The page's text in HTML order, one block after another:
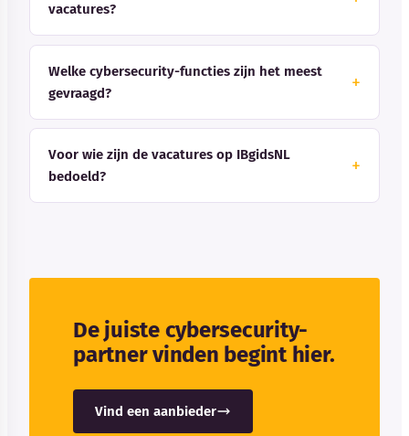
vacatures?
Welke cybersecurity-functies zijn het meest
gevraagd?
Voor wie zijn de vacatures op IBgidsNL
bedoeld?
De juiste cybersecurity-
partner vinden begint hier.
Vind een aanbieder